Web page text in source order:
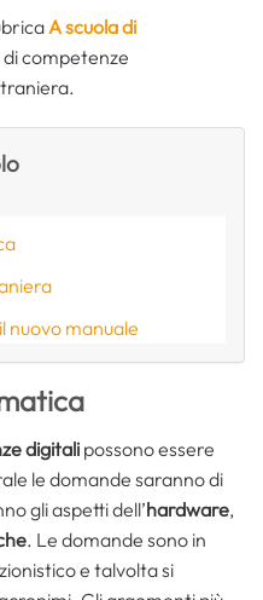
A scuola di
competenze
nuovo manuale
digitali possono essere
le domande saranno di
gli aspetti dell’hardware,
. Le domande sono in
e talvolta si